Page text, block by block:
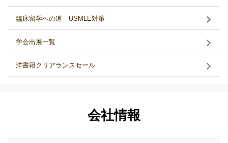
臨床留学への道 USMLE対策
学会出展一覧
洋書籍クリアランスセール
会社情報